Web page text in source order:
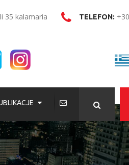
35 kalamaria
TELEFON: